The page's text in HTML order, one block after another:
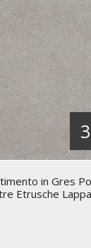
in Gres
Etrusche